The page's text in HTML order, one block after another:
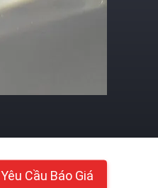
Yêu Cầu Báo Giá